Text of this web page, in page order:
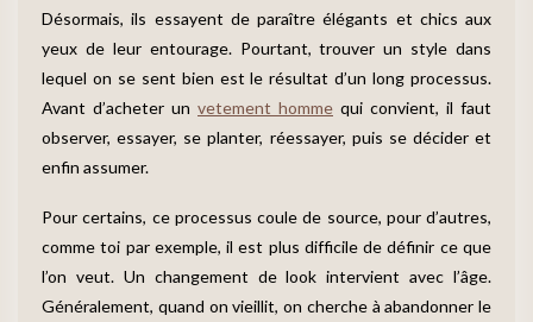
Désormais, ils essayent de paraître élégants et chics aux
yeux de leur entourage. Pourtant, trouver un style dans
lequel on se sent bien est le résultat d’un long processus.
Avant d’acheter un vetement homme qui convient, il faut
observer, essayer, se planter, réessayer, puis se décider et
enfin assumer.
Pour certains, ce processus coule de source, pour d’autres,
comme toi par exemple, il est plus difficile de définir ce que
l’on veut. Un changement de look intervient avec l’âge.
Généralement, quand on vieillit, on cherche à abandonner le